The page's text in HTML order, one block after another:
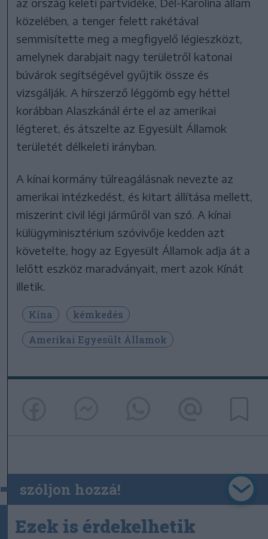
közelében, a tenger felett rakétával
semmisítette meg a megfigyelő légieszközt,
amelynek darabjait nagy területről katonai
búvárok segítségével gyűjtik össze és
vizsgálják. A hírszerző léggömb egy héttel
korábban Alaszkánál érte el az amerikai
légteret, és átszelte az Egyesült Államok
területét délkeleti irányban.
A kínai kormány túlreagálásnak nevezte az
amerikai intézkedést, és kitart állítása mellett,
miszerint civil légi járműről van szó. A kínai
külügyminisztérium szóvivője kedden azt
követelte, hogy az Egyesült Államok adja át a
lelőtt eszköz maradványait, mert azok Kínát
illetik.
Kína
kémkedés
Amerikai Egyesült Államok
szóljon hozzá!
Ezek is érdekelhetik